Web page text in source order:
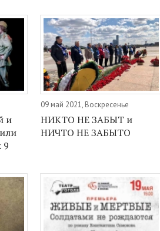
и
9
09 май 2021, Воскресенье
НИКТО НЕ ЗАБЫТ и
НИЧТО НЕ ЗАБЫТО